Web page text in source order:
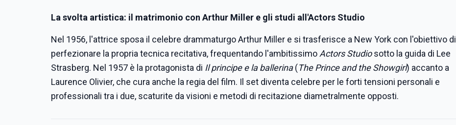
La svolta artistica: il matrimonio con Arthur Miller e gli studi all'Actors Studio
Nel 1956, l'attrice sposa il celebre drammaturgo Arthur Miller e si trasferisce a New York con l'obiettivo di
perfezionare la propria tecnica recitativa, frequentando l'ambitissimo Actors Studiosotto la guida di Lee
Strasberg. Nel 1957 è la protagonista di Il principe e la ballerina(The Prince and the Showgirl) accanto a
Laurence Olivier, che cura anche la regia del film. Il set diventa celebre per le forti tensioni personali e
professionali tra i due, scaturite da visioni e metodi di recitazione diametralmente opposti.